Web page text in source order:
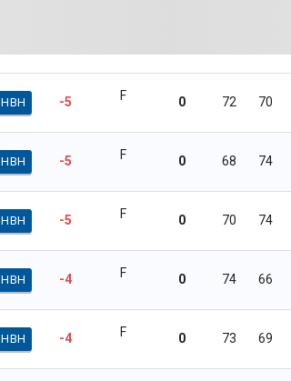
HBH -5 F 0 72 70
HBH -5 F 0 68 74
HBH -5 F 0 70 74
HBH -4 F 0 74 66
HBH -4 F 0 73 69